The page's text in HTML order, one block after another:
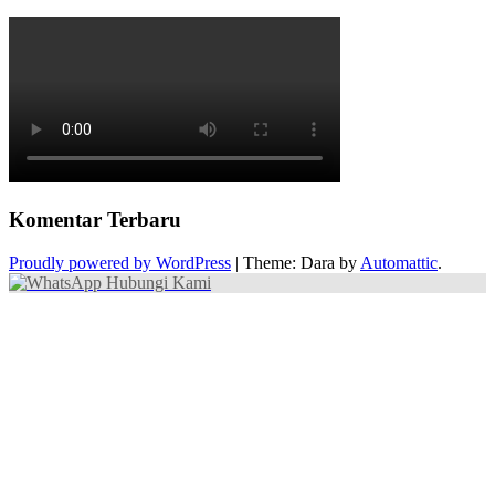
Komentar Terbaru
Proudly powered by WordPress | Theme: Dara by Automattic.
Hubungi Kami